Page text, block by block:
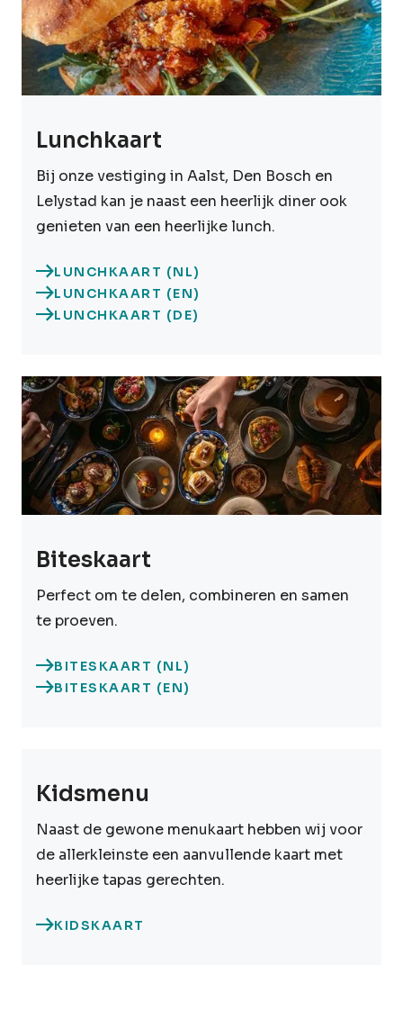
Lunchkaart
Bij onze vestiging in Aalst, Den Bosch en
Lelystad kan je naast een heerlijk diner ook
genieten van een heerlijke lunch.
LUNCHKAART (NL)
LUNCHKAART (EN)
LUNCHKAART (DE)
Biteskaart
Perfect om te delen, combineren en samen
te proeven.
BITESKAART (NL)
BITESKAART (EN)
Kidsmenu
Naast de gewone menukaart hebben wij voor
de allerkleinste een aanvullende kaart met
heerlijke tapas gerechten.
KIDSKAART